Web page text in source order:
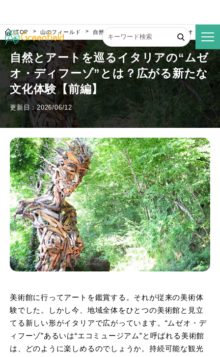
TOP 山のフィールド 自然とアートを巡るイタリアの“ムゼオ・ディ
自然とアートを巡るイタリアの“ムゼ
オ・ディフーゾ”とは？広がる新たな
文化体験【前編】
更新日：2026/06/12
美術館に行ってアートを鑑賞する。それが従来の美術体
験でした。しかし今、地域全体をひとつの美術館と見立
てる新しい形がイタリアで広がっています。“ムゼオ・デ
ィフーゾ”あるいは“エコミュージアム”と呼ばれる美術館
は、どのように楽しめるのでしょうか。持続可能な観光